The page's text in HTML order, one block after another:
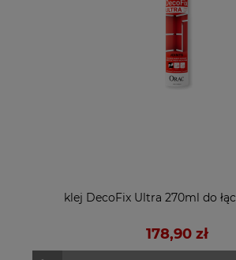
klej DecoFix Ultra 270ml do
178,90 zł